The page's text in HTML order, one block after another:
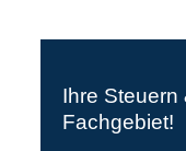
Ihre
Fachgebiet!